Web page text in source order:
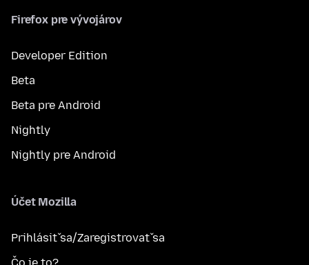
Firefox pre vývojárov
Developer Edition
Beta
Beta pre Android
Nightly
Nightly pre Android
Účet Mozilla
Prihlásiť sa/Zaregistrovať sa